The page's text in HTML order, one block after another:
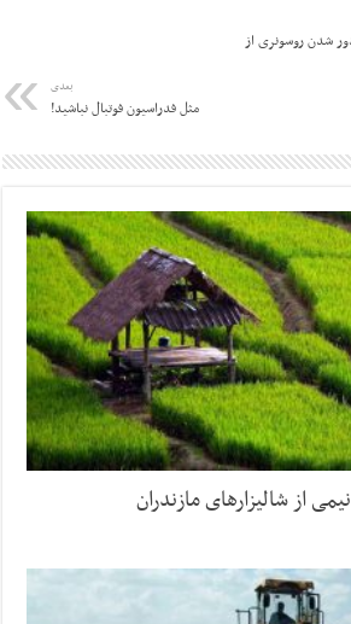
شدن روسونری از
بعدی
مثل فدراسیون فوتبال نباشید!
از شالیزارهای مازندران